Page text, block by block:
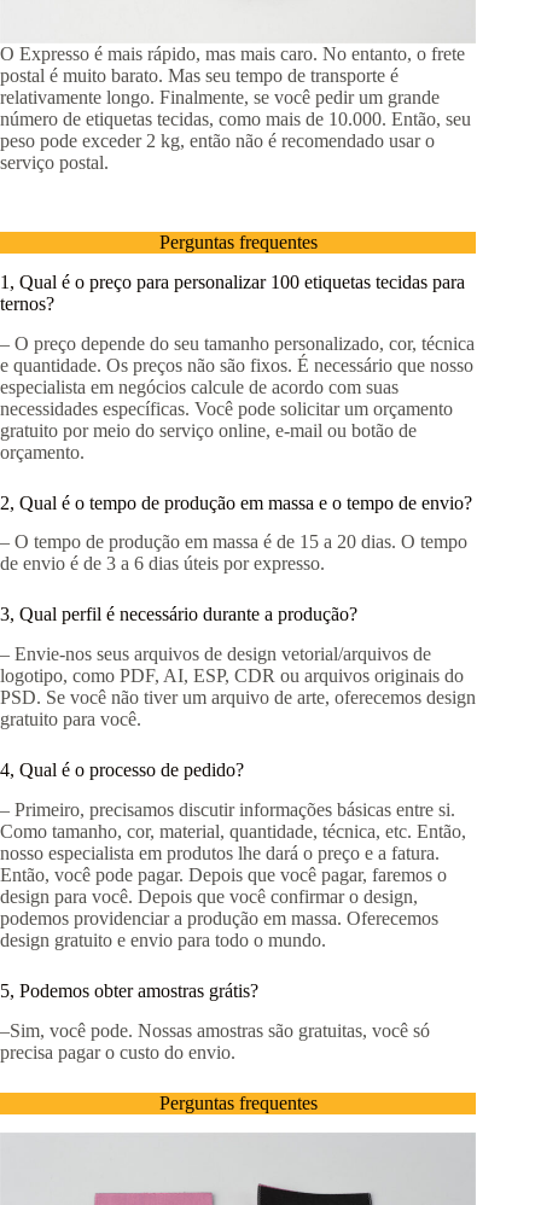
O Expresso é mais rápido, mas mais caro. No entanto, o frete
postal é muito barato. Mas seu tempo de transporte é
relativamente longo. Finalmente, se você pedir um grande
número de etiquetas tecidas, como mais de 10.000. Então, seu
peso pode exceder 2 kg, então não é recomendado usar o
serviço postal.
Perguntas frequentes
1, Qual é o preço para personalizar 100 etiquetas tecidas para
ternos?
– O preço depende do seu tamanho personalizado, cor, técnica
e quantidade. Os preços não são fixos. É necessário que nosso
especialista em negócios calcule de acordo com suas
necessidades específicas. Você pode solicitar um orçamento
gratuito por meio do serviço online, e-mail ou botão de
orçamento.
2, Qual é o tempo de produção em massa e o tempo de envio?
– O tempo de produção em massa é de 15 a 20 dias. O tempo
de envio é de 3 a 6 dias úteis por expresso.
3, Qual perfil é necessário durante a produção?
– Envie-nos seus arquivos de design vetorial/arquivos de
logotipo, como PDF, AI, ESP, CDR ou arquivos originais do
PSD. Se você não tiver um arquivo de arte, oferecemos design
gratuito para você.
4, Qual é o processo de pedido?
– Primeiro, precisamos discutir informações básicas entre si.
Como tamanho, cor, material, quantidade, técnica, etc. Então,
nosso especialista em produtos lhe dará o preço e a fatura.
Então, você pode pagar. Depois que você pagar, faremos o
design para você. Depois que você confirmar o design,
podemos providenciar a produção em massa. Oferecemos
design gratuito e envio para todo o mundo.
5, Podemos obter amostras grátis?
–Sim, você pode. Nossas amostras são gratuitas, você só
precisa pagar o custo do envio.
Perguntas frequentes